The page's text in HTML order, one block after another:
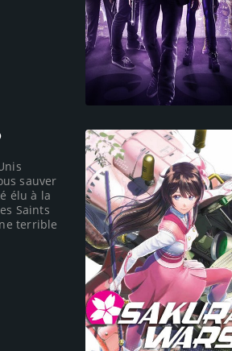
sauver
élu à la
Saints
terrible